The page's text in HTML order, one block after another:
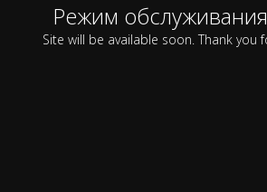
Режим
Site will be available soon. Thank you